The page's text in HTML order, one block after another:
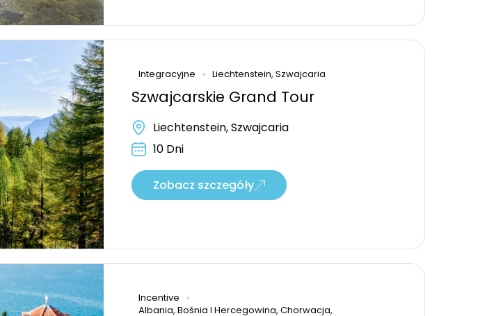
Integracyjne Liechtenstein, Szwajcaria
Szwajcarskie Grand Tour
Liechtenstein, Szwajcaria
10 Dni
Zobacz szczegóły
Incentive
Albania, Bośnia I Hercegowina, Chorwacja,